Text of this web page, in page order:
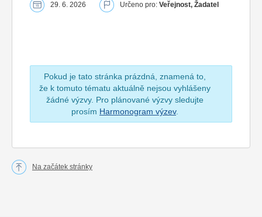
29. 6. 2026 Určeno pro: Veřejnost, Žadatel
Pokud je tato stránka prázdná, znamená to,
že k tomuto tématu aktuálně nejsou vyhlášeny
žádné výzvy. Pro plánované výzvy sledujte
prosím Harmonogram výzev.
Na začátek stránky